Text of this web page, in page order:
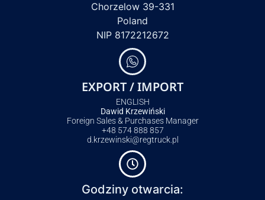
Chorzelow 39-331
Poland
NIP 8172212672
EXPORT / IMPORT
ENGLISH
Dawid Krzewiński
Foreign Sales & Purchases Manager
+48 574 888 857
d.krzewinski@regtruck.pl
Godziny otwarcia: